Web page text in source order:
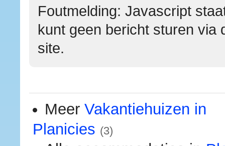
Foutmelding: Javascript
kunt geen bericht sturen via
site.
Meer Vakantiehuizen in
Planicies (3)